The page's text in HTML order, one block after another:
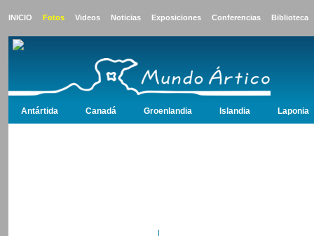
INICIO Fotos Videos Noticias Exposiciones Conferencias Biblioteca
Antártida Canadá Groenlandia Islandia Laponia